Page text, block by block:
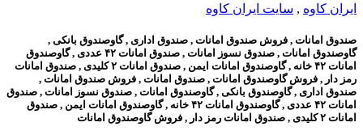
ایران کاوه , سایت ایران کاوه
صندوق امانات , فروش صندوق امانات , صندوق اداری , گاوصندوق بانکی ,
گاوصندوق امانات , صندوق نسوز امانات , صندوق امانات ۴۲ عددی , گاوصندوق
امانات ۴۲ خانه , گاوصندوق امانات ایمن , صندوق امانات ۲ کلیدی , صندوق امانات
رمز دار , فروش گاوصندوق امانات , صندوق امانات , فروش صندوق امانات ,
صندوق اداری , گاوصندوق بانکی , گاوصندوق امانات , صندوق نسوز امانات , صندوق
امانات ۴۲ عددی , گاوصندوق امانات ۴۲ خانه , گاوصندوق امانات ایمن , صندوق
امانات ۲ کلیدی , صندوق امانات رمز دار , فروش گاوصندوق امانات